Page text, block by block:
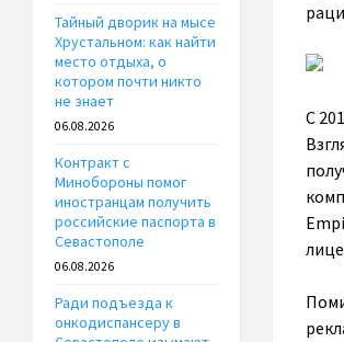
С
Тайный дворик на мысе
Хрустальном: как найти
место отдыха, о
котором почти никто
не знает
06.08.2026
Контракт с
Минобороны помог
иностранцам получить
российские паспорта в
Севастополе
06.08.2026
Ради подъезда к
онкодиспансеру в